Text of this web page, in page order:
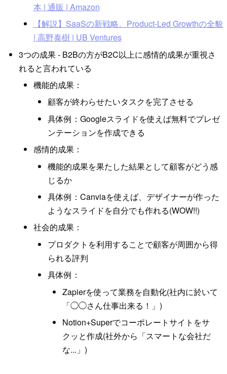
本 | 通販 | Amazon
【解説】SaaSの新戦略。Product-Led Growthの全貌
| 高野泰樹 | UB Ventures
3つの成果 - B2Bの方がB2C以上に感情的成果が重視さ
れると言われている
機能的成果：
顧客が終わらせたいタスクを完了させる
具体例：Googleスライドを使えば無料でプレゼ
ンテーションを作成できる
感情的成果：
機能的成果を果たした結果として顧客がどう感
じるか
具体例：Canviaを使えば、デザイナーが作った
ようなスライドを自分でも作れる(WOW!!)
社会的成果：
プロダクトを利用することで顧客が周囲から得
られる評判
具体例：
Zapierを使って業務を自動化(社内に於いて
「◯◯さん仕事出来る！」)
Notion+Superでコーポレートサイトをサ
クッと作成(社外から「スマートな会社だ
な...」)